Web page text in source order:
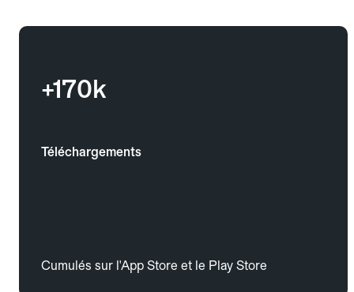
+170k
Téléchargements
Cumulés sur l'App Store et le Play Store